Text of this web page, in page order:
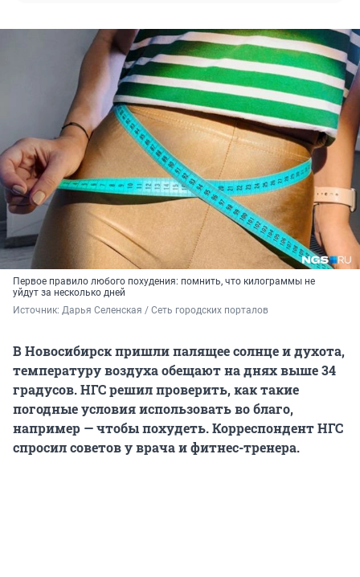
Первое правило любого похудения: помнить, что килограммы не
уйдут за несколько дней
Источник: Дарья Селенская / Сеть городских порталов
В Новосибирск пришли палящее солнце и духота,
температуру воздуха обещают на днях выше 34
градусов. НГС решил проверить, как такие
погодные условия использовать во благо,
например — чтобы похудеть. Корреспондент НГС
спросил советов у врача и фитнес-тренера.